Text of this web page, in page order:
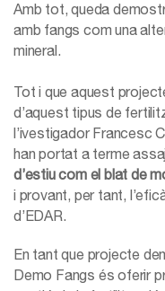
Amb tot, queda
amb fangs com una
mineral.
Tot i que aquest
d’aquest tipus de
l’ivestigador Francesc
han portat a terme
d’estiu com el blat de
i provant, per tant,
d’EDAR.
En tant que projecte
Demo Fangs és oferir